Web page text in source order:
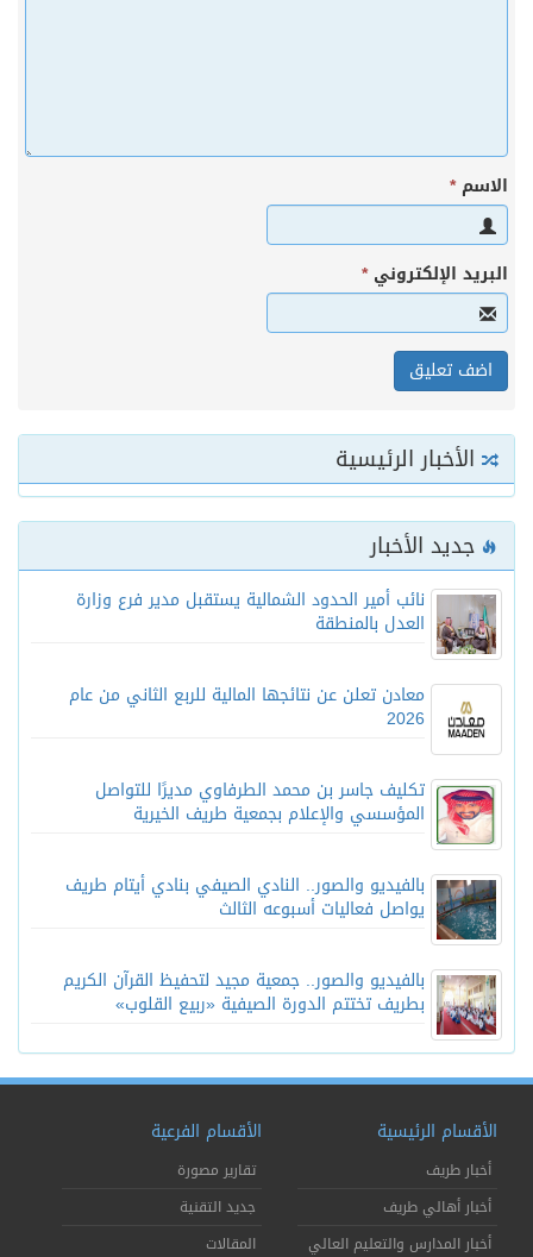
الاسم*
البريد الإلكتروني*
الأخبار الرئيسية
جديد الأخبار
نائب أمير الحدود الشمالية يستقبل مدير فرع وزارة
العدل بالمنطقة
معادن تعلن عن نتائجها المالية للربع الثاني من عام
2026
تكليف جاسر بن محمد الطرفاوي مديرًا للتواصل
المؤسسي والإعلام بجمعية طريف الخيرية
بالفيديو والصور.. النادي الصيفي بنادي أيتام طريف
يواصل فعاليات أسبوعه الثالث
بالفيديو والصور.. جمعية مجيد لتحفيظ القرآن الكريم
بطريف تختتم الدورة الصيفية «ربيع القلوب»
الأقسام الرئيسية
أخبار طريف
أخبار أهالي طريف
أخبار المدارس والتعليم العالي
الأقسام الفرعية
تقارير مصورة
جديد التقنية
المقالات